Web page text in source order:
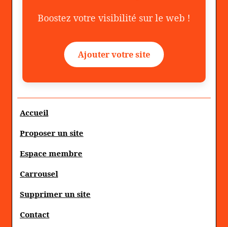
Boostez votre visibilité sur le web !
Ajouter votre site
Accueil
Proposer un site
Espace membre
Carrousel
Supprimer un site
Contact